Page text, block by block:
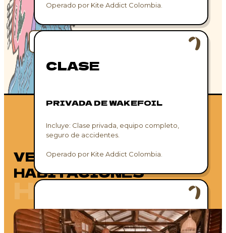
Operado por Kite Addict Colombia.
CLASE
PRIVADA DE WAKEFOIL
Incluye: Clase privada, equipo completo,
seguro de accidentes.
Operado por Kite Addict Colombia.
CLASE
HOSPEDAJE
VER MÁS
HABITACIONES